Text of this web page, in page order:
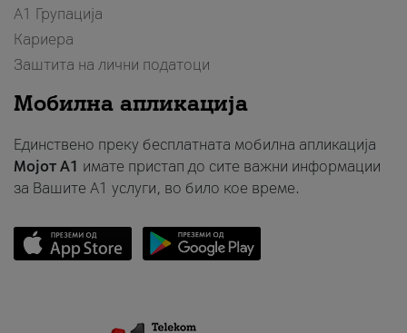
А1 Групација
Кариера
Заштита на лични податоци
Мобилна апликација
Единствено преку бесплатната мобилна апликација
Мојот A1 имате пристап до сите важни информации
за Вашите A1 услуги, во било кое време.